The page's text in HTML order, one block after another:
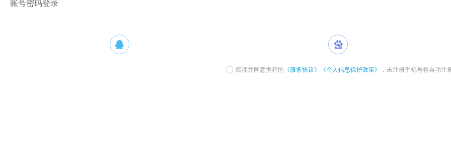
账号密码登录
阅读并同意携程的 《服务协议》 《个人信息保护政策》 ，未注册手机号将自动注